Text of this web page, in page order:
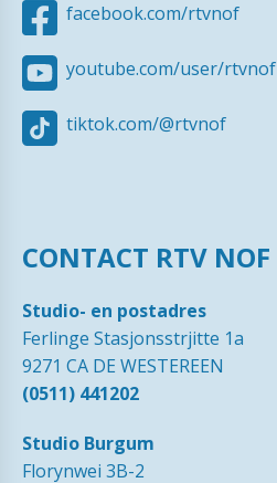
facebook.com/rtvnof
youtube.com/user/rtvnof
tiktok.com/@rtvnof
CONTACT RTV NOF
Studio- en postadres
Ferlinge Stasjonsstrjitte 1a
9271 CA DE WESTEREEN
(0511) 441202
Studio Burgum
Florynwei 3B-2